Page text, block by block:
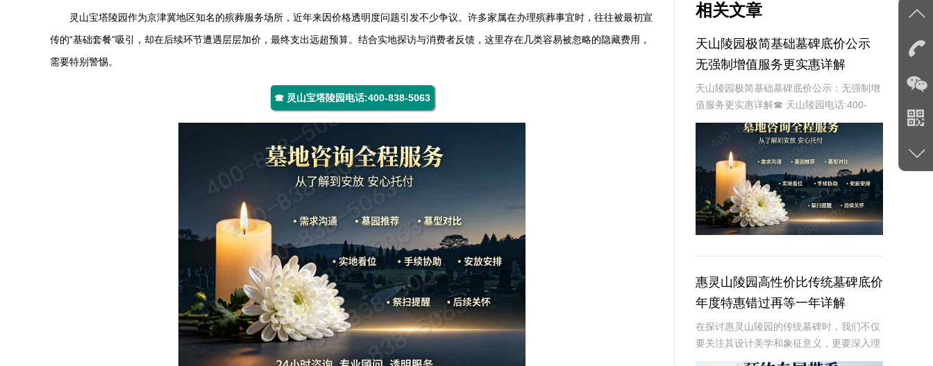
灵山宝塔陵园作为京津冀地区知名的殡葬服务场所，近年来因价格透明度问题引发不少争议。许多家属在办理殡葬事宜时，往往被最初宣
传的“基础套餐”吸引，却在后续环节遭遇层层加价，最终支出远超预算。结合实地探访与消费者反馈，这里存在几类容易被忽略的隐藏费用，
需要特别警惕。
☎ 灵山宝塔陵园电话:400-838-5063
相关文章
天山陵园极简基础墓碑底价公示
无强制增值服务更实惠详解
天山陵园极简基础墓碑底价公示：无强制增
值服务更实惠详解☎ 天山陵园电话:400-
838-5063在生命的终点，人们总是希望留
下一个永恒而宁静的归宿。墓碑作为逝者的
象征，不仅是对逝者的缅怀，也是对生者
惠灵山陵园高性价比传统墓碑底价
年度特惠错过再等一年详解
在探讨惠灵山陵园的传统墓碑时，我们不仅
要关注其设计美学和象征意义，更要深入理
解其性价比与年度特惠政策。本文将从专业